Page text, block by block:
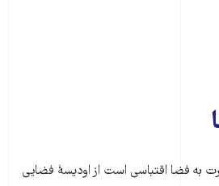
به فضا اقتباسی است از اودیسۀ فضایی